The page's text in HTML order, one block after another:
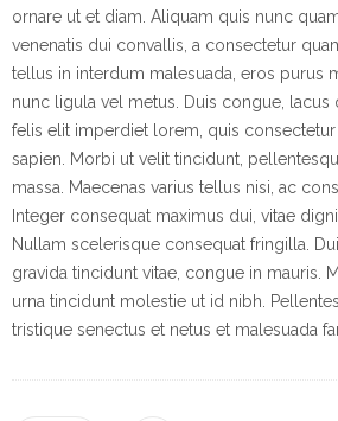
ornare ut et diam. Aliquam quis nunc
venenatis dui convallis, a consectetur
tellus in interdum malesuada, eros purus
nunc ligula vel metus. Duis congue, lacus
felis elit imperdiet lorem, quis
sapien. Morbi ut velit tincidunt,
massa. Maecenas varius tellus nisi, ac
Integer consequat maximus dui, vitae
Nullam scelerisque consequat fringilla.
gravida tincidunt vitae, congue in mauris.
urna tincidunt molestie ut id nibh.
tristique senectus et netus et malesuada